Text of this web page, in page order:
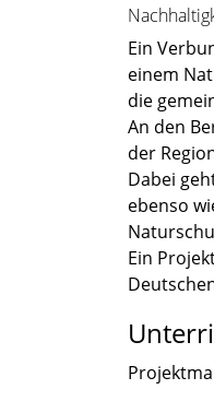
Ein
einem
die
An den
der
Dabei
ebenso
Ein